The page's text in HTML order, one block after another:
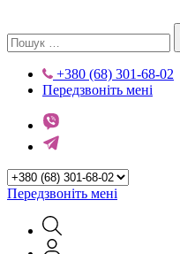
+380 (68) 301-68-02
Передзвоніть мені
Передзвоніть мені